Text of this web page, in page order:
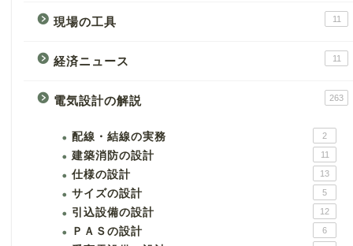
現場の工具 11
経済ニュース 11
電気設計の解説 263
配線・結線の実務 2
建築消防の設計 11
仕様の設計 13
サイズの設計 5
引込設備の設計 12
ＰＡＳの設計 6